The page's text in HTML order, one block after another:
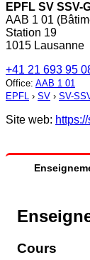
EPFL SV SSV-
AAB 1 01
Station 19
1015 Lausanne
+41 21 693 95
Office: AAB 1 01
EPFL › SV › SV-
Site web:
Cours